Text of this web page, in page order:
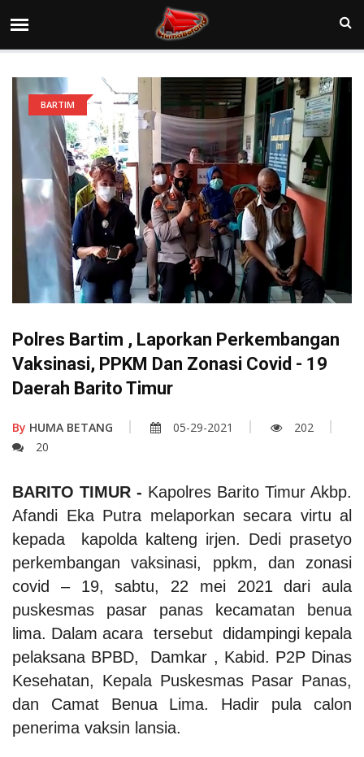
BARTIM
Polres Bartim , Laporkan Perkembangan
Vaksinasi, PPKM Dan Zonasi Covid - 19
Daerah Barito Timur
By HUMA BETANG 05-29-2021
202
20
BARITO TIMUR - Kapolres Barito Timur Akbp.
Afandi Eka Putra melaporkan secara virtu al
kepada kapolda kalteng irjen. Dedi prasetyo
perkembangan vaksinasi, ppkm, dan zonasi
covid – 19, sabtu, 22 mei 2021 dari aula
puskesmas pasar panas kecamatan benua
lima. Dalam acara tersebut didampingi kepala
pelaksana BPBD, Damkar , Kabid. P2P Dinas
Kesehatan, Kepala Puskesmas Pasar Panas,
dan Camat Benua Lima. Hadir pula calon
penerima vaksin lansia.